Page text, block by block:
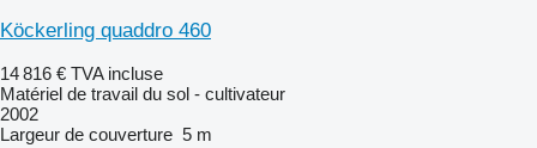
Köckerling quaddro 460
14 816 € TVA incluse
Matériel de travail du sol - cultivateur
2002
Largeur de couverture 5 m